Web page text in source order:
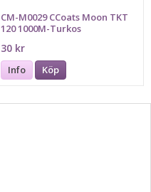
CM-M0029 CCoats Moon TKT
120 1000M-Turkos
30 kr
Info Köp